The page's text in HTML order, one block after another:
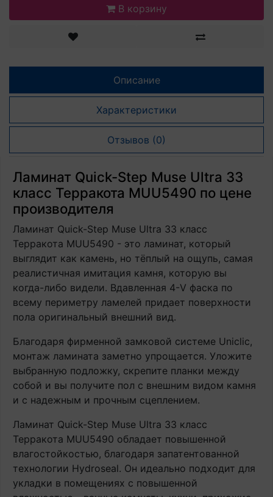
В корзину
Описание
Характеристики
Отзывов (0)
Ламинат Quick-Step Muse Ultra 33
класс Терракота MUU5490 по цене
производителя
Ламинат Quick-Step Muse Ultra 33 класс
Терракота MUU5490 - это ламинат, который
выглядит как камень, но тёплый на ощупь, самая
реалистичная имитация камня, которую вы
когда-либо видели. Вдавленная 4-V фаска по
всему периметру ламелей придает поверхности
пола оригинальный внешний вид.
Благодаря фирменной замковой системе Uniclic,
монтаж ламината заметно упрощается. Уложите
выбранную подложку, скрепите планки между
собой и вы получите пол с внешним видом камня
и с надежным и прочным сцеплением.
Ламинат Quick-Step Muse Ultra 33 класс
Терракота MUU5490 обладает повышенной
влагостойкостью, благодаря запатентованной
технологии Hydroseal. Он идеально подходит для
укладки в помещениях с повышенной